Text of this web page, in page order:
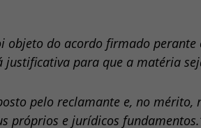
do acordo firmado perante
justificativa para que a matéria
pelo reclamante e, no mérito,
próprios e jurídicos